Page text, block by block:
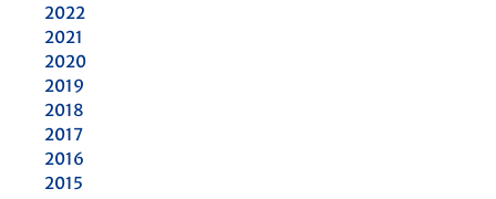
2022
2021
2020
2019
2018
2017
2016
2015